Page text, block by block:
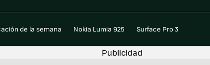
de la semana Nokia Lumia 925 Surface Pro 3